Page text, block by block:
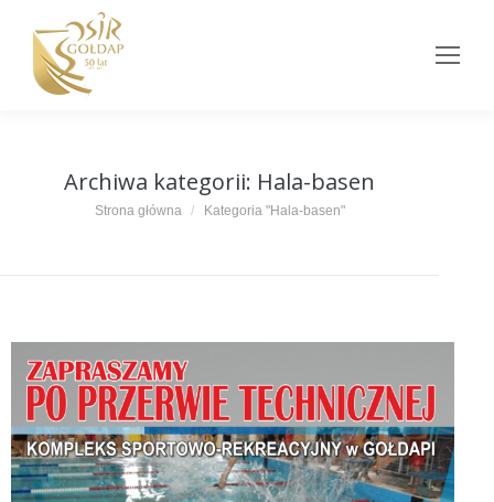
Archiwa kategorii: Hala-basen
Jesteś tutaj:
Strona główna Kategoria "Hala-basen"